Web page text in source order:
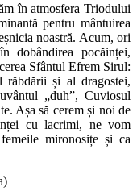
în atmosfera Triodului
pentru mântuirea
noastră. Acum, ori
dobândirea pocăinței,
Sfântul Efrem Sirul:
răbdării și al dragostei,
„duh”, Cuviosul
Așa să cerem și noi de
cu lacrimi, ne vom
mironosițe și ca